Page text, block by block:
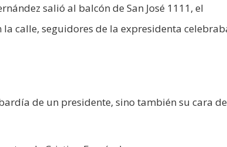
salió al balcón de San José 1111, el
calle, seguidores de la expresidenta
de un presidente, sino también su cara de